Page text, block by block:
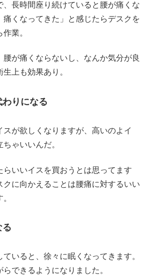
、長時間座り続けていると腰が痛くな
痛くなってきた」と感じたらデスクを
業。
腰が痛くならないし、なんか気分が良
上も効果あり。
りになる
スが欲しくなりますが、高いのよイ
ゃいいんだ。
らいいイスを買おうとは思ってます
クに向かえることは腰痛に対するいい
る
いると、徐々に眠くなってきます。
できるようになりました。